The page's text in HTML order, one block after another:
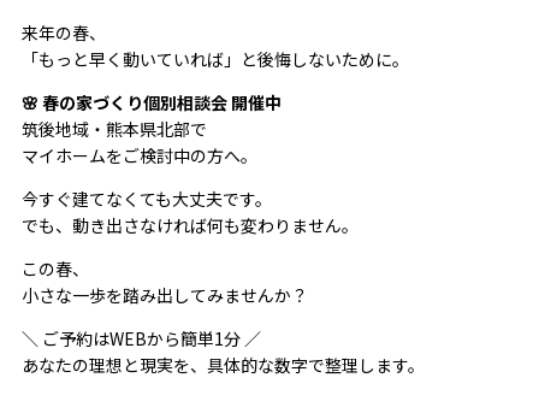
来年の春、
「もっと早く動いていれば」と後悔しないために。
🌸 春の家づくり個別相談会 開催中
筑後地域・熊本県北部で
マイホームをご検討中の方へ。
今すぐ建てなくても大丈夫です。
でも、動き出さなければ何も変わりません。
この春、
小さな一歩を踏み出してみませんか？
＼ ご予約はWEBから簡単1分 ／
あなたの理想と現実を、具体的な数字で整理します。